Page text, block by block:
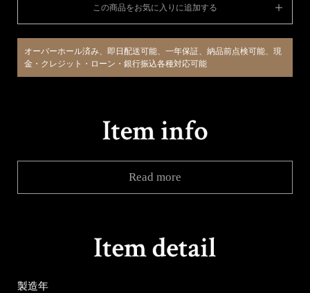
この商品をお気に入りに追加する
オーバーホール済み、即日配送可能、一年保証、納品前点検可能、現
金・クレジット・ローン・銀行振込各種対応可能
Read more
製造年